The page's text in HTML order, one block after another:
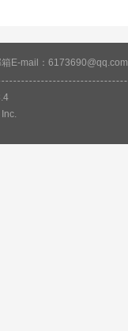
箱E-mail：6173690@qq.com